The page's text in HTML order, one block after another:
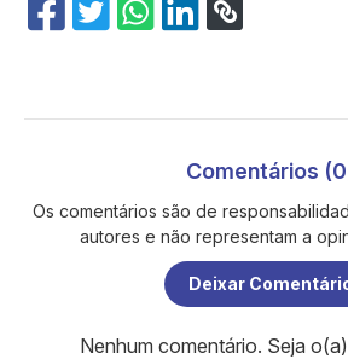
Comentários
Os comentários são de
autores e não representam a
Deixar
Nenhum comentário. Seja